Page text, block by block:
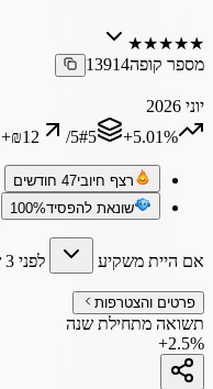
★
★
★
★
★
מספר קופה13914
יוני 2026
‎+5.01%
#5
/5
+₪12
רצף חיובי47 חודשים
שונאת להפסיד100%
אם היית משקיע לפני 3 שנים
פרטים והצטרפות
תשואה מתחילת שנה
+2.5%